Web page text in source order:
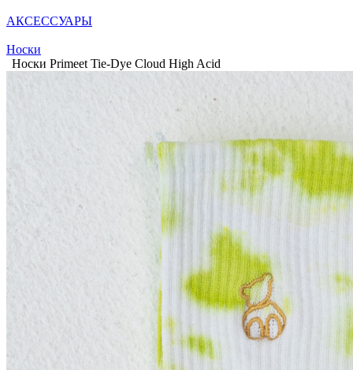
АКСЕССУАРЫ
Носки
Носки Primeet Tie-Dye Cloud High Acid